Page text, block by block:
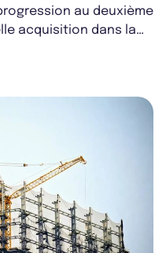
au deuxième
acquisition dans la
de...